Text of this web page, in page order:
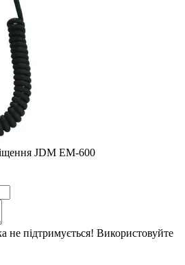
JDM EM-600
не підтримується! Використовуйте